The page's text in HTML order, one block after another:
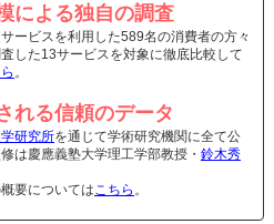
による独自の調査
ービスを利用した589名の消費者の方々
した13サービスを対象に徹底比較して
。
れる信頼のデータ
研究所を通じて学術研究機関に全て公
は慶應義塾大学理工学部教授・ 鈴木秀
要についてはこちら 。